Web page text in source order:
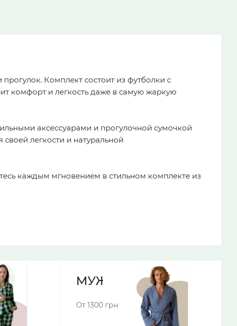
Комплект состоит из футболки с
комфорт и легкость даже в самую жаркую
аксессуарами и прогулочной сумочкой
легкости и натуральной
каждым мгновением в стильном комплекте из
МУЖСКИЕ ХАЛАТЫ
От 1300 грн